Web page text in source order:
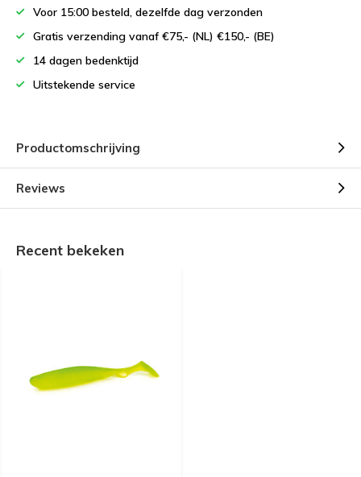
Voor 15:00 besteld, dezelfde dag verzonden
Gratis verzending vanaf €75,- (NL) €150,- (BE)
14 dagen bedenktijd
Uitstekende service
Productomschrijving
Reviews
Recent bekeken